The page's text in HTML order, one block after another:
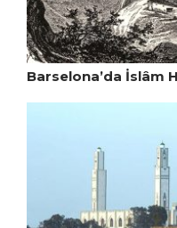
Barselona’da İslâm